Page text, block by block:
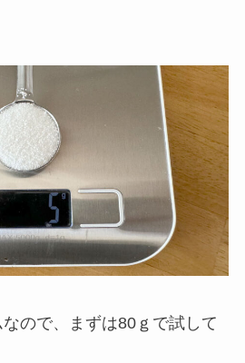
ので、まずは80ｇで試して